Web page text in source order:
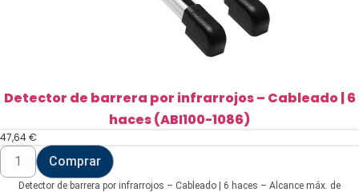
Detector de barrera por infrarrojos – Cableado | 6
haces (ABI100-1086)
47,64€
Detector
barrera
Comprar
Detector de barrera por infrarrojos – Cableado | 6 haces – Alcance máx. de